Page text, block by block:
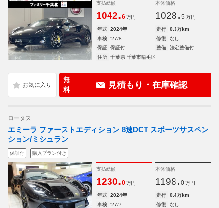
支払総額
1042.6 万円
本体価格
1028. 5 万円
年式 2024年 走行
0.3万km
車検
'27/8 修復
なし
保証
保証付 整備
法定整備付
住所
千葉県 千葉市稲毛区
無
料
見積もり・在庫確認
ロータス
エミーラ ファーストエディション 8速DCT スポーツサスペン
ション/ミシュラン
保証付 購入プラン付き
支払総額
1230.0 万円
本体価格
1198. 0 万円
年式 2024年 走行
0.4万km
車検
'27/7 修復
なし